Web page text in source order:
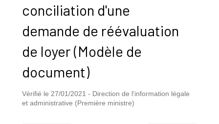
conciliation d'une
demande de réévaluation
de loyer (Modèle de
document)
Vérifié le 27/01/2021 - Direction de l'information légale
et administrative (Première ministre)